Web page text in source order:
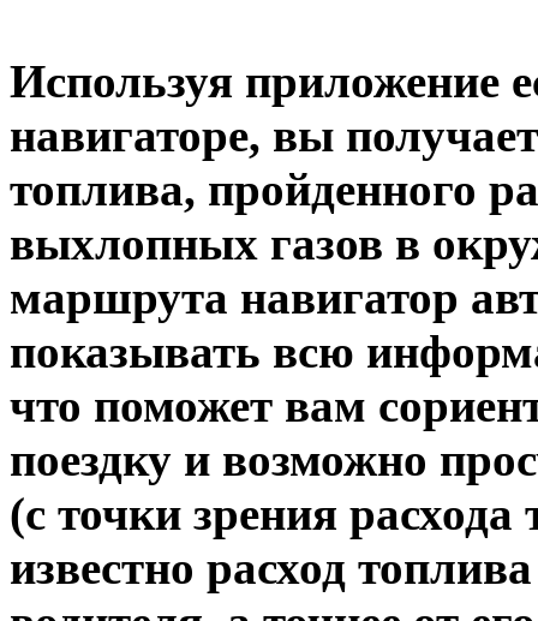
Используя приложение
навигаторе, вы
топлива, пройденного
выхлопных газов в
маршрута навигатор
показывать всю
что поможет вам
поездку и возможно
(с точки зрения
известно расход